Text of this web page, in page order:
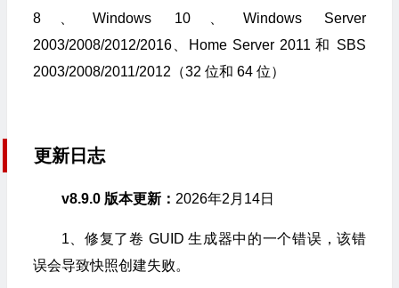
8、Windows 10、Windows Server
2003/2008/2012/2016、Home Server 2011 和 SBS
2003/2008/2011/2012（32 位和 64 位）
更新日志
v8.9.0 版本更新： 2026年2月14日
1、修复了卷 GUID 生成器中的一个错误，该错
误会导致快照创建失败。